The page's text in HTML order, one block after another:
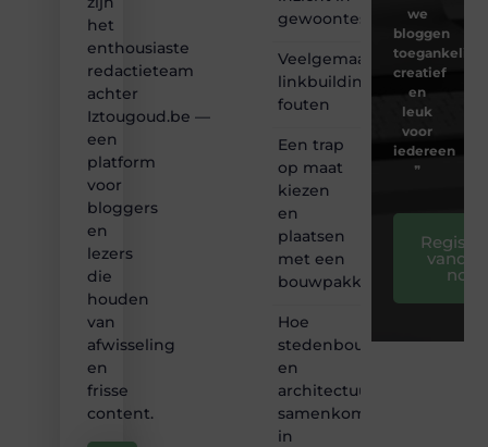
het
enthousiaste
redactieteam
achter
Iztougoud.be —
een
platform
voor
bloggers
en
lezers
die
houden
van
afwisseling
en
frisse
content.
gewoontes
Veelgemaakte
linkbuilding
fouten
Een trap
op maat
kiezen
en
plaatsen
met een
bouwpakket
Hoe
stedenbouw
en
architectuur
samenkomen
in
we
bloggen
toegankelijk,
creatief
en
leuk
voor
iedereen
❞
nog